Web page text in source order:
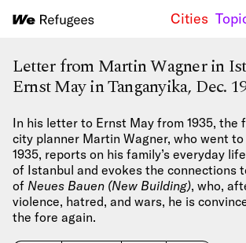
Cities
Letter from Martin Wagner in
Ernst May in Tanganyika, Dec.
In his letter to Ernst May from 1935, the
city planner Martin Wagner, who went
1935, reports on his family’s everyday
of Istanbul and evokes the connections
of Neues Bauen (New Building), who,
violence, hatred, and wars, he is
the fore again.